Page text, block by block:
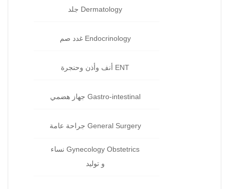
Dermatology جلد‏
Endocrinology غدد صم‏
ENT أنف وأذن وحنجرة‏
Gastro-intestinal جهاز هضمي‏
General Surgery جراحة‏ عامة
Gynecology Obstetrics نساء
و توليد‏